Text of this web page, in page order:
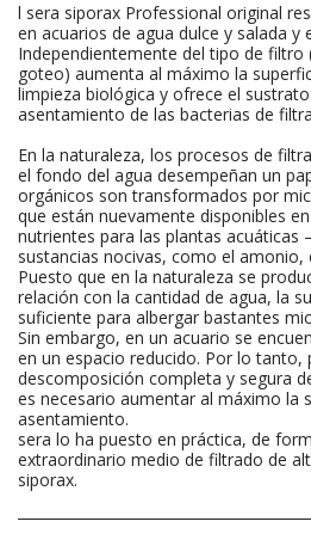
l sera siporax Professional original
en acuarios de agua dulce y salada y
Independientemente del tipo de
goteo) aumenta al máximo la
limpieza biológica y ofrece el
asentamiento de las bacterias de
En la naturaleza, los procesos de
el fondo del agua desempeñan un
orgánicos son transformados por
que están nuevamente disponibles
nutrientes para las plantas acuáticas
sustancias nocivas, como el
Puesto que en la naturaleza se
relación con la cantidad de agua, la
suficiente para albergar bastantes
Sin embargo, en un acuario se
en un espacio reducido. Por lo tanto,
descomposición completa y segura
es necesario aumentar al máximo la
asentamiento.
sera lo ha puesto en práctica, de
extraordinario medio de filtrado de
siporax.